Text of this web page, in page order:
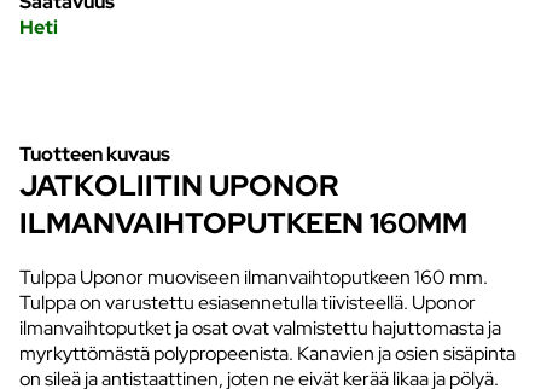
Heti
Tuotteen kuvaus
JATKOLIITIN UPONOR
ILMANVAIHTOPUTKEEN 160MM
Tulppa Uponor muoviseen ilmanvaihtoputkeen 160 mm.
Tulppa on varustettu esiasennetulla tiivisteellä. Uponor
ilmanvaihtoputket ja osat ovat valmistettu hajuttomasta ja
myrkyttömästä polypropeenista. Kanavien ja osien sisäpinta
on sileä ja antistaattinen, joten ne eivät kerää likaa ja pölyä.